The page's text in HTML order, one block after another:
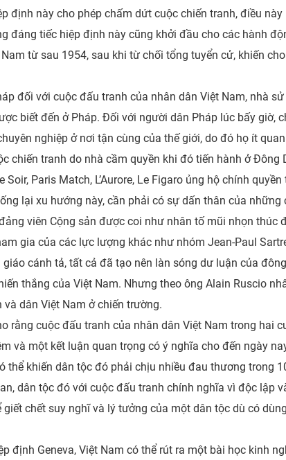
định này cho phép chấm dứt cuộc chiến tranh, điều
đáng tiếc hiệp định này cũng khởi đầu cho các hành
từ sau 1954, sau khi từ chối tổng tuyển cử, khiến
đối với cuộc đấu tranh của nhân dân Việt Nam, nhà
biết đến ở Pháp. Đối với người dân Pháp lúc bấy giờ,
nghiệp ở nơi tận cùng của thế giới, do đó họ ít
chiến tranh do nhà cầm quyền khi đó tiến hành ở
Paris Match, L’Aurore, Le Figaro ủng hộ chính
lại xu hướng này, cần phải có sự dấn thân của
viên Cộng sản được coi như nhân tố mũi nhọn thúc
gia của các lực lượng khác như nhóm Jean-Paul
cánh tả, tất cả đã tạo nên làn sóng dư luận của
thắng của Việt Nam. Nhưng theo ông Alain Ruscio
dân Việt Nam ở chiến trường.
rằng cuộc đấu tranh của nhân dân Việt Nam trong hai
và một kết luận quan trọng có ý nghĩa cho đến ngày
thể khiến dân tộc đó phải chịu nhiều đau thương trong
dân tộc đó với cuộc đấu tranh chính nghĩa vì độc lập
chết suy nghĩ và lý tưởng của một dân tộc dù có
định Geneva, Việt Nam có thể rút ra một bài học kinh